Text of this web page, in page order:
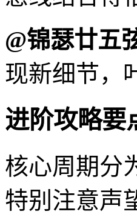
@锦瑟廿五
现新细节，
进阶攻略要
核心周期分
特别注意声